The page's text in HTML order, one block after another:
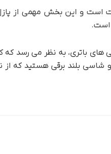
است و این بخش مهمی از
است.
های باتری، به نظر می رسد
شاسی بلند برقی هستید که